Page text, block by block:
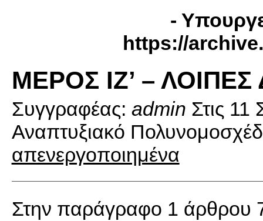
-
https://
ΜΕΡΟΣ ΙΖ’ – ΛΟΙΠΕΣ
Συγγραφέας: admin Στις 11
Αναπτυξιακό
απενεργοποιημένα
Στην παράγραφο 1 άρθρου